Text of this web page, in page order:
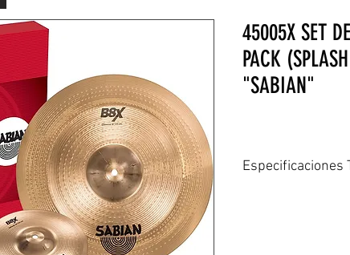
45005X SET
PACK
"SABIAN"
Especificaciones